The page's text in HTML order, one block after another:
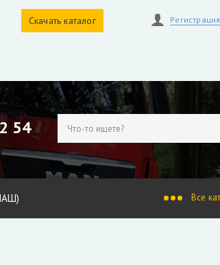
Скачать каталог Регистрация
54